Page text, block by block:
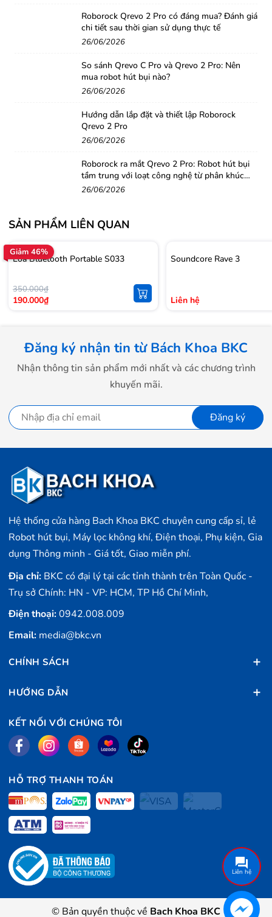
cứu và phát triển cho loa di động không dây cỡ nhỏ. Bộ
loa này có thể được kết nối tới nhiều loa có chức năng
JBL Connect hoặc đồng thời đến 3 smartphone.
Ngoại hình chắc chắn của JBL còn được tăng cường thêm
bởi thời lượng pin lên tới 10.000mAh khiến JBL
cho các cuộc chơi dã ngoại. Bộ loa này có thể hoạt động
liên tục trong 15 giờ, và nó cũng đóng vai trò là nguồn
Đáng chú ý là chiếc JBL Xtreme có thiết kế lớp vỏ đan
dạng vải chống bắn nước, kích thước lớn với công suất
lên đến 40W. Hai dòng loa còn lại đã khá quen thuộc là
Charge 2+ và Clip+ được nâng cấp lên khả năng kháng
nước, giúp bạn có thể sử dụng dưới trời mưa hoặc những
nơi có thể gặp tác động bởi nước bắn như ngoài trời, hồ
Kích thước của JBL Xtreme
JBL Xtreme là dòng loa hoàn toàn mới được giới thiệu
trong đợt này. Đây là sản phẩm có kích thước lớn hơn
khá nhiều so với những chiếc loa di độngkhác (12,6 x
28,3 x 12,2 cm), trọng lượng lên đến 2,112 kg. Nhờ vậy
công suất của chiếc loa này đạt 40 Watt, trong đó bao
63mm đối xứng giúp tạo âm bass.
Roborock Qrevo 2 Pro có đáng mua? Đánh giá
chi tiết sau thời gian sử dụng thực tế
26/06/2026
So sánh Qrevo C Pro và Qrevo 2 Pro: Nên
mua robot hút bụi nào?
26/06/2026
Hướng dẫn lắp đặt và thiết lập Roborock
Qrevo 2 Pro
26/06/2026
Roborock ra mắt Qrevo 2 Pro: Robot hút bụi
tầm trung với loạt công nghệ từ phân khúc
cao cấp
26/06/2026
SẢN PHẨM LIÊN QUAN
Giảm 46%
Loa Bluetooth Portable S033
350.000₫
190.000₫
Soundcore Rave 3
Liên hệ
Đăng ký nhận tin từ Bách Khoa BKC
Nhận thông tin sản phẩm mới nhất và các chương trình
khuyến mãi.
Đăng ký
Hệ thống cửa hàng Bach Khoa BKC chuyên cung cấp sỉ, lẻ
Robot hút bụi, Máy lọc không khí, Điện thoại, Phụ kiện, Gia
dụng Thông minh - Giá tốt, Giao miễn phí.
Địa chỉ: BKC có đại lý tại các tỉnh thành trên Toàn Quốc -
Trụ sở Chính: HN - VP: HCM, TP Hồ Chí Minh,
Điện thoại:0942.008.009
Email: media@bkc.vn
CHÍNH SÁCH
HƯỚNG DẪN
KẾT NỐI VỚI CHÚNG TÔI
HỖ TRỢ THANH TOÁN
© Bản quyền thuộc về Bach Khoa BKC
Liên hệ